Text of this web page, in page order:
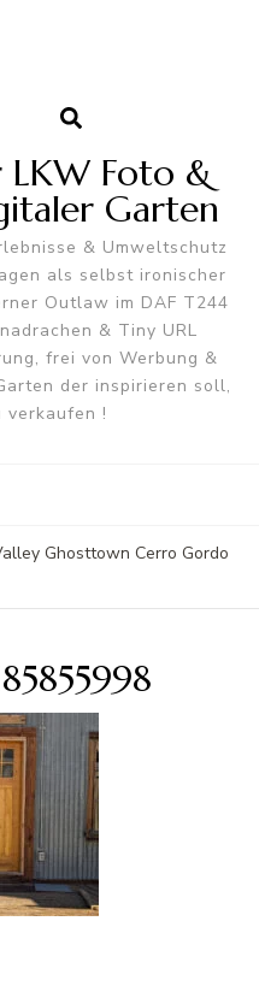
Foto &
Garten
& Umweltschutz
als selbst ironischer
Outlaw im DAF T244
& Tiny URL
frei von Werbung &
der inspirieren soll,
verkaufen !
Ghosttown Cerro Gordo